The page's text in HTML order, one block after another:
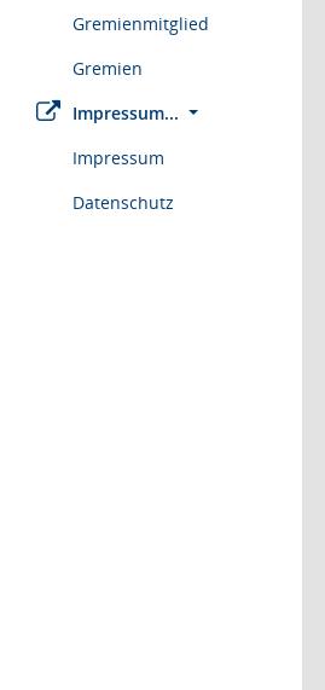
Gremienmitglied
Gremien
Impressum...
Impressum
Datenschutz